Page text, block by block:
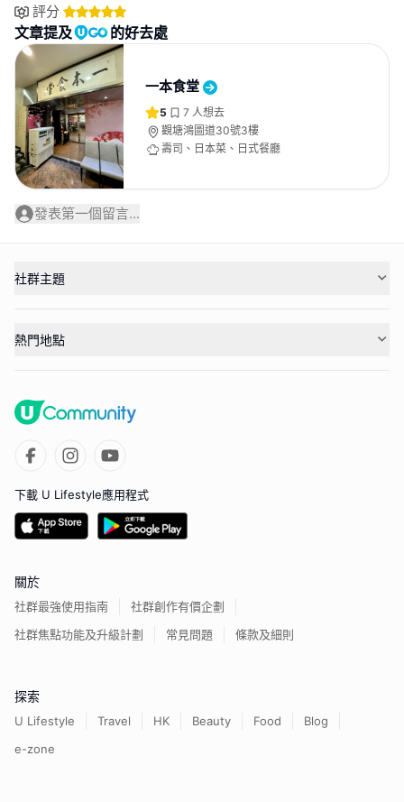
評分
文章提及 的好去處
一本食堂
5 7 人想去
觀塘鴻圖道30號3樓
壽司、日本菜、日式餐廳
發表第一個留言...
社群主題
熱門地點
下載 U Lifestyle應用程式
關於
社群最強使用指南
社群創作有價企劃
社群焦點功能及升級計劃
常見問題 條款及細則
探索
U Lifestyle Travel HK Beauty Food
Blog
e-zone